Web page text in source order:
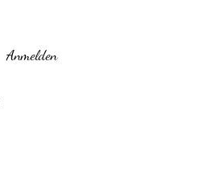
Anmelden